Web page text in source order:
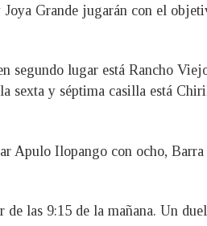
Grande jugarán con el
segundo lugar está Rancho
sexta y séptima casilla está
Apulo Ilopango con ocho,
las 9:15 de la mañana. Un